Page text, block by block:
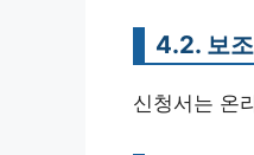
4.2. 보
신청서는 온